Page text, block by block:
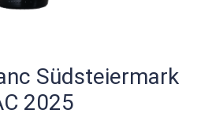
Südsteiermark
2025